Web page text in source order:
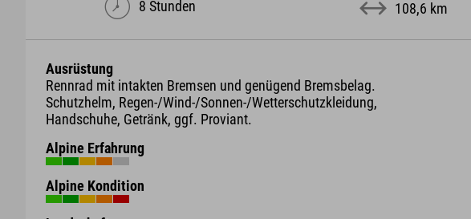
8 Stunden 108,6 km
Ausrüstung
Rennrad mit intakten Bremsen und genügend Bremsbelag.
Schutzhelm, Regen-/Wind-/Sonnen-/Wetterschutzkleidung,
Handschuhe, Getränk, ggf. Proviant.
Alpine Erfahrung
Alpine Kondition